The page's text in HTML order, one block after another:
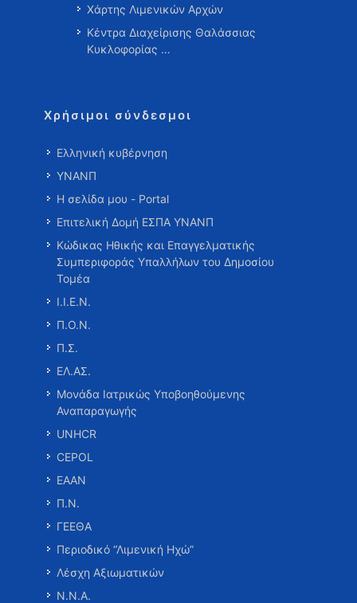
Χάρτης Λιμενικών Αρχών
Κέντρα Διαχείρισης Θαλάσσιας
Κυκλοφορίας …
Χρήσιμοι σύνδεσμοι
Ελληνική κυβέρνηση
ΥΝΑΝΠ
Η σελίδα μου - Portal
Επιτελική Δομή ΕΣΠΑ ΥΝΑΝΠ
Κώδικας Ηθικής και Επαγγελματικής
Συμπεριφοράς Υπαλλήλων του Δημοσίου
Τομέα
Ι.Ι.Ε.Ν.
Π.Ο.Ν.
Π.Σ.
ΕΛ.ΑΣ.
Μονάδα Ιατρικώς Υποβοηθούμενης
Αναπαραγωγής
UNHCR
CEPOL
ΕΑΑΝ
Π.Ν.
ΓΕΕΘΑ
Περιοδικό “Λιμενική Ηχώ”
Λέσχη Αξιωματικών
Ν.Ν.Α.